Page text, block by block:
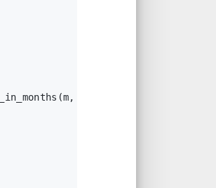
y) + get_day_of_month(d)